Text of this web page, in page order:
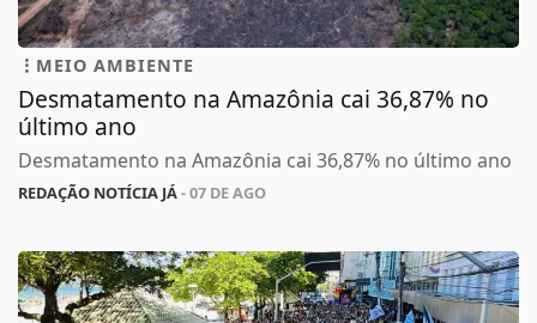
MEIO AMBIENTE
Desmatamento na Amazônia cai 36,87% no
último ano
Desmatamento na Amazônia cai 36,87% no último ano
REDAÇÃO NOTÍCIA JÁ- 07 DE AGO